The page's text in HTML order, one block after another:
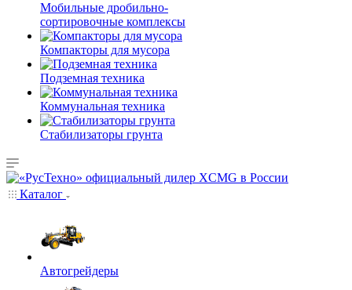
Мобильные дробильно-
сортировочные комплексы
Компакторы для мусора
Подземная техника
Коммунальная техника
Стабилизаторы грунта
Каталог
Автогрейдеры